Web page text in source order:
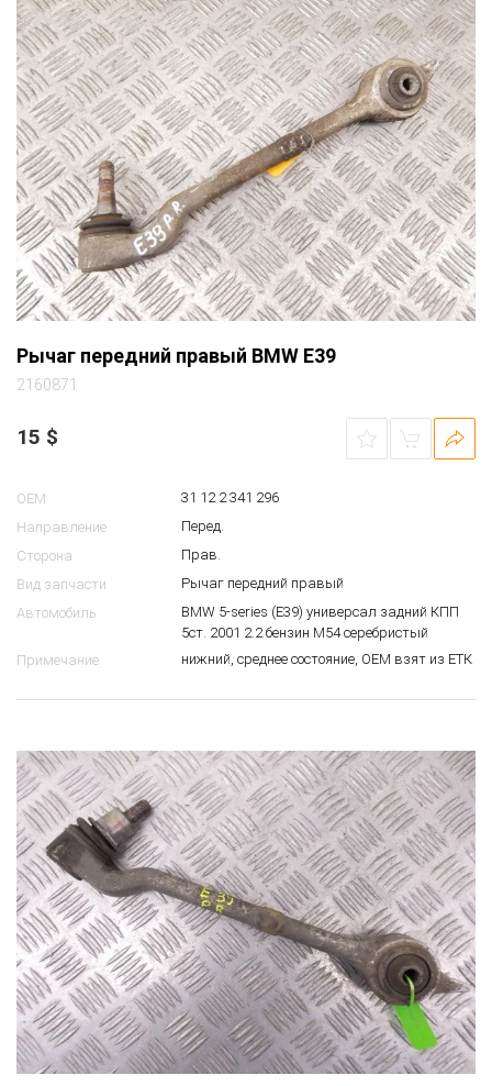
Рычаг передний правый BMW E39
2160871
15 $
OEM
31 12 2 341 296
Направление
Перед.
Сторона
Прав.
Вид запчасти
Рычаг передний правый
Автомобиль
BMW 5-series (E39) универсал задний КПП
5ст. 2001 2.2 бензин M54 серебристый
Примечание
нижний, среднее состояние, ОЕМ взят из ЕТК